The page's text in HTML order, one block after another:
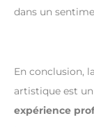
dans un
En conclusion,
artistique est
expérience